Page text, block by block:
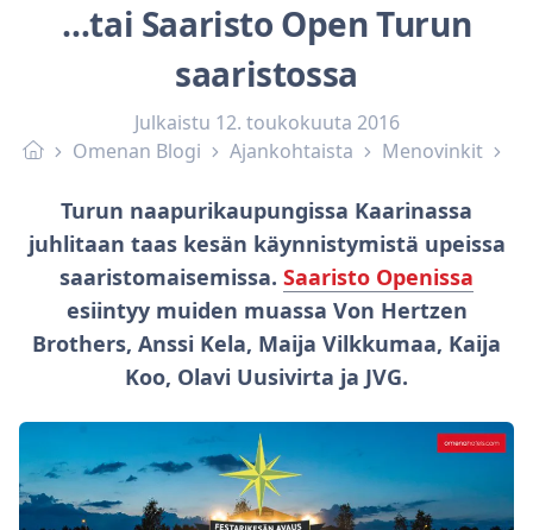
…tai Saaristo Open Turun
saaristossa
Julkaistu 12. toukokuuta 2016
Omenan Blogi
Ajankohtaista Menovinkit
Turun naapurikaupungissa Kaarinassa
juhlitaan taas kesän käynnistymistä upeissa
saaristomaisemissa. Saaristo Openissa
esiintyy muiden muassa Von Hertzen
Brothers, Anssi Kela, Maija Vilkkumaa, Kaija
Koo, Olavi Uusivirta ja JVG.